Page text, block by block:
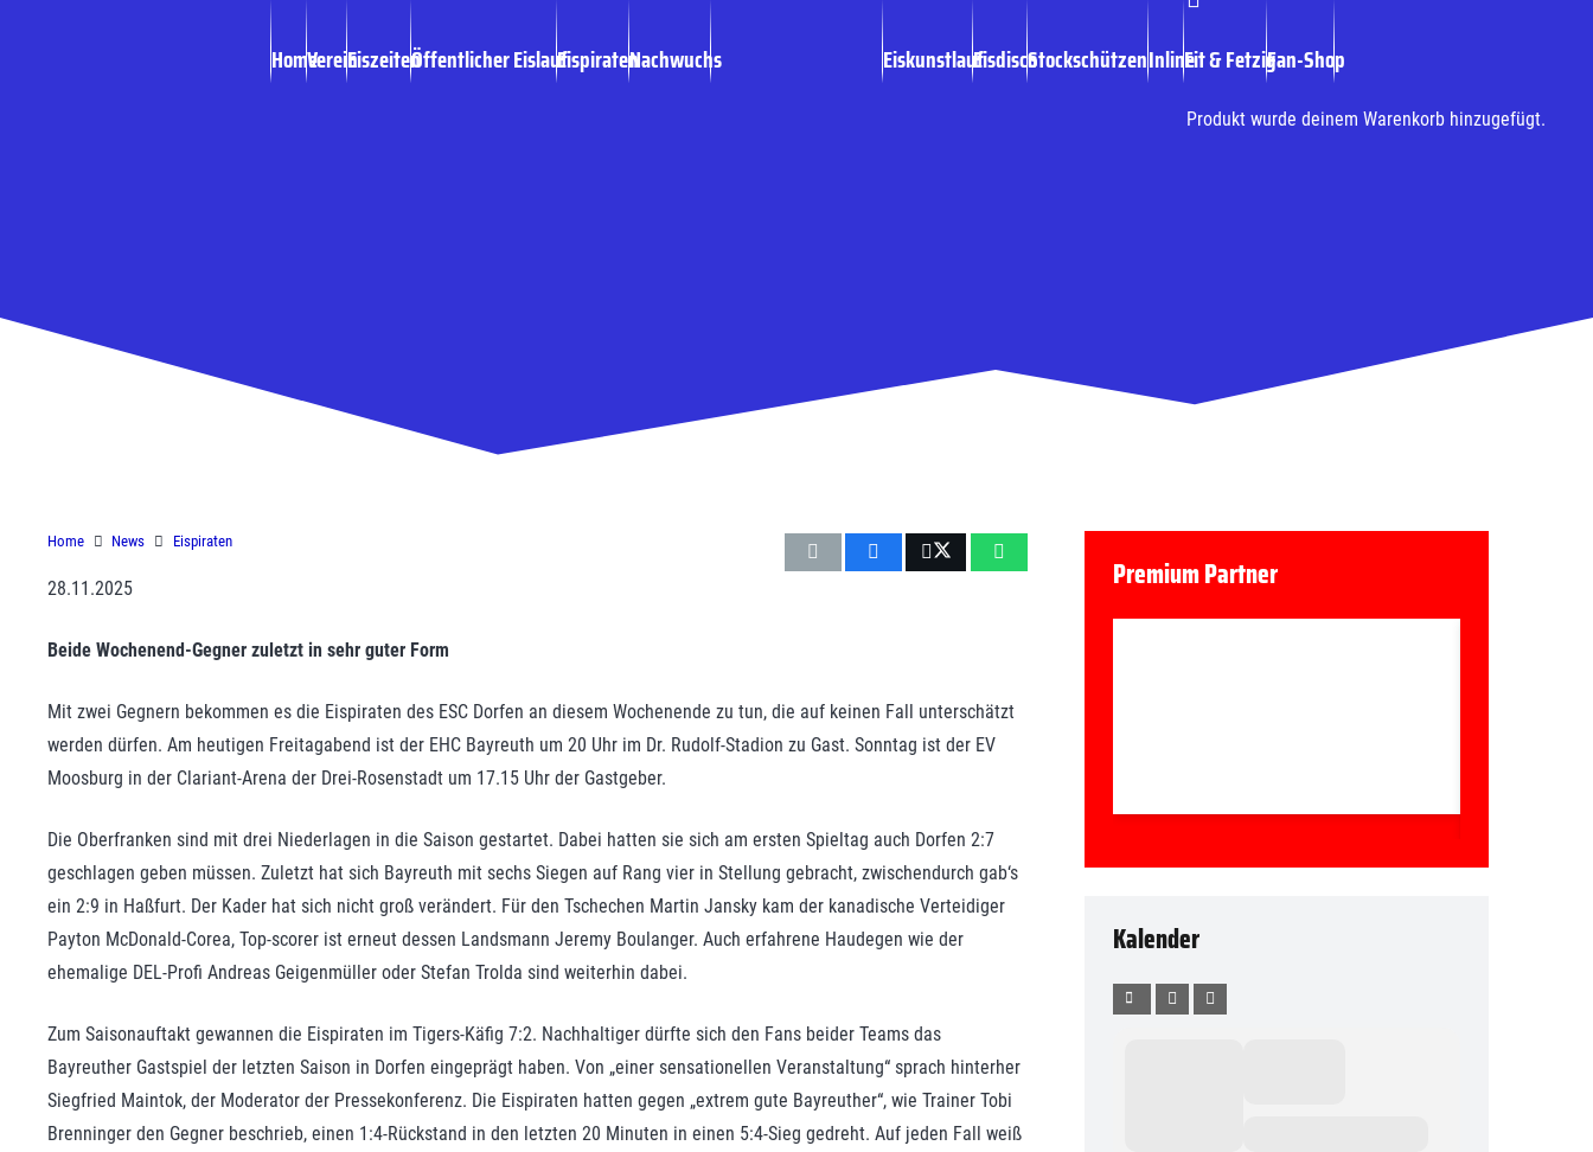
EiskunstlaufEisdiscoStockschützenInlineFit & FetzigFan-Shop
HomeVereinEiszeitenÖffentlicher EislaufEispiratenNachwuchs
Produkt wurde deinem Warenkorb hinzugefügt.
Bayreuth – Sonntag nach Moosburg
Home News Eispiraten
28.11.2025
Beide Wochenend-Gegner zuletzt in sehr guter Form
Mit zwei Gegnern bekommen es die Eispiraten des ESC Dorfen an diesem Wochenende zu tun, die auf keinen Fall unterschätzt
werden dürfen. Am heutigen Freitagabend ist der EHC Bayreuth um 20 Uhr im Dr. Rudolf-Stadion zu Gast. Sonntag ist der EV
Moosburg in der Clariant-Arena der Drei-Rosenstadt um 17.15 Uhr der Gastgeber.
Die Oberfranken sind mit drei Niederlagen in die Saison gestartet. Dabei hatten sie sich am ersten Spieltag auch Dorfen 2:7
geschlagen geben müssen. Zuletzt hat sich Bayreuth mit sechs Siegen auf Rang vier in Stellung gebracht, zwischendurch gab‘s
ein 2:9 in Haßfurt. Der Kader hat sich nicht groß verändert. Für den Tschechen Martin Jansky kam der kanadische Verteidiger
Payton McDonald-Corea, Top-scorer ist erneut dessen Landsmann Jeremy Boulanger. Auch erfahrene Haudegen wie der
ehemalige DEL-Profi Andreas Geigenmüller oder Stefan Trolda sind weiterhin dabei.
Zum Saisonauftakt gewannen die Eispiraten im Tigers-Käfig 7:2. Nachhaltiger dürfte sich den Fans beider Teams das
Bayreuther Gastspiel der letzten Saison in Dorfen eingeprägt haben. Von „einer sensationellen Veranstaltung“ sprach hinterher
Siegfried Maintok, der Moderator der Pressekonferenz. Die Eispiraten hatten gegen „extrem gute Bayreuther“, wie Trainer Tobi
Brenninger den Gegner beschrieb, einen 1:4-Rückstand in den letzten 20 Minuten in einen 5:4-Sieg gedreht. Auf jeden Fall weiß
Premium Partner
Kalender